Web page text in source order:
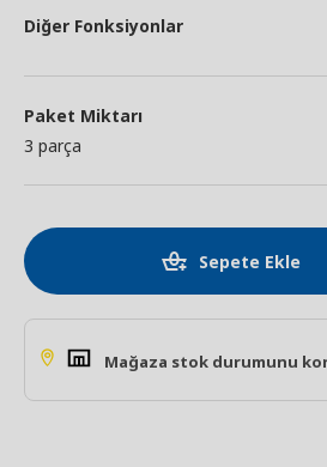
Diğer Fonksiyonlar
Paket Miktarı
3 parça
Sepete Ekle
Mağaza stok durumunu